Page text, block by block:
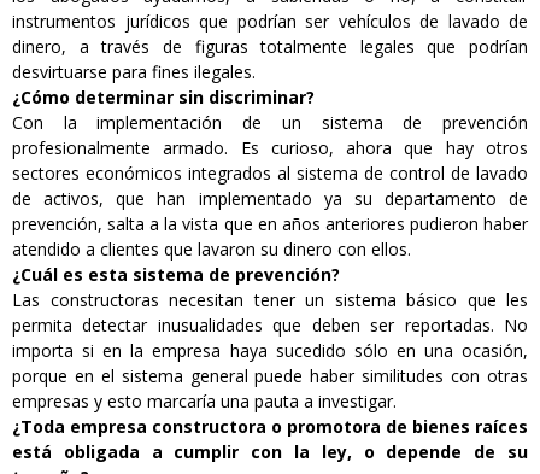
instrumentos jurídicos que podrían ser vehículos de lavado de
dinero, a través de figuras totalmente legales que podrían
desvirtuarse para fines ilegales.
¿Cómo determinar sin discriminar?
Con la implementación de un sistema de prevención
profesionalmente armado. Es curioso, ahora que hay otros
sectores económicos integrados al sistema de control de lavado
de activos, que han implementado ya su departamento de
prevención, salta a la vista que en años anteriores pudieron haber
atendido a clientes que lavaron su dinero con ellos.
¿Cuál es esta sistema de prevención?
Las constructoras necesitan tener un sistema básico que les
permita detectar inusualidades que deben ser reportadas. No
importa si en la empresa haya sucedido sólo en una ocasión,
porque en el sistema general puede haber similitudes con otras
empresas y esto marcaría una pauta a investigar.
¿Toda empresa constructora o promotora de bienes raíces
está obligada a cumplir con la ley, o depende de su